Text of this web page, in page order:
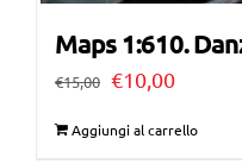
Maps 1:610.
€15,00 Il
€10,00Il
Aggiungi al carrello